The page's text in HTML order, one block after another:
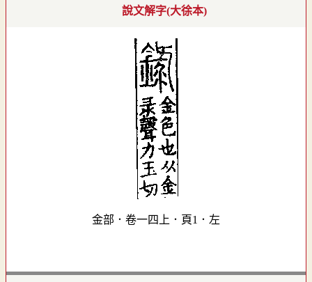
說文解字(大徐本)
金部．卷一四上．頁1．左